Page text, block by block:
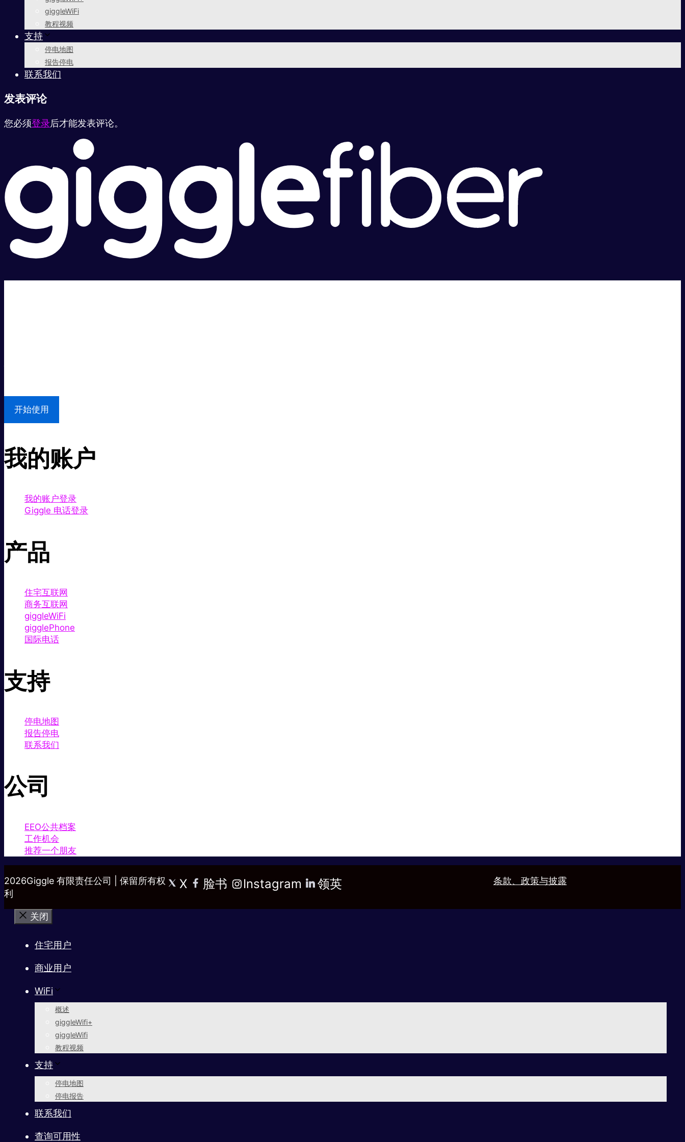
giggleWiFi
教程视频
支持
停电地图
报告停电
联系我们
发表评论
您必须登录后才能发表评论。
开始使用
我的账户
我的账户登录
Giggle 电话登录
产品
住宅互联网
商务互联网
giggleWiFi
gigglePhone
国际电话
支持
停电地图
报告停电
联系我们
公司
EEO公共档案
工作机会
推荐一个朋友
2026Giggle 有限责任公司 | 保留所有权
利
X 脸书 Instagram 领英 条款、政策与披露
关闭
住宅用户
商业用户
WiFi
概述
giggleWifi+
giggleWifi
教程视频
支持
停电地图
停电报告
联系我们
查询可用性